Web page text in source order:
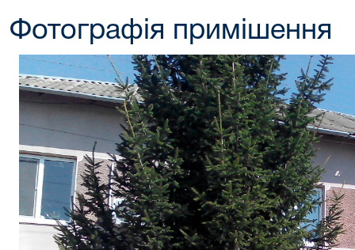
Фотографія примішення